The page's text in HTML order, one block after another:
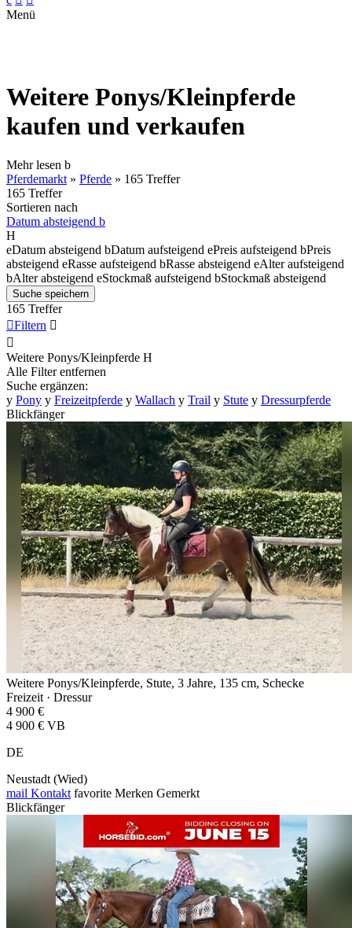
Menü
Weitere Ponys/Kleinpferde
kaufen und verkaufen
Mehr lesen b
Pferdemarkt » Pferde » 165 Treffer
165 Treffer
Sortieren nach
Datum absteigend b
H
eDatum absteigend bDatum aufsteigend ePreis aufsteigend bPreis
absteigend eRasse aufsteigend bRasse absteigend eAlter aufsteigend
bAlter absteigend eStockmaß aufsteigend bStockmaß absteigend
Suche speichern
165 Treffer
Filtern 

Weitere Ponys/Kleinpferde H
Alle Filter entfernen
Suche ergänzen:
y Pony y Freizeitpferde y Wallach y Trail y Stute y Dressurpferde
Blickfänger
Weitere Ponys/Kleinpferde, Stute, 3 Jahre, 135 cm, Schecke
Freizeit · Dressur
4 900 €
4 900 € VB
DE
Neustadt (Wied)
mail Kontakt favorite Merken Gemerkt
Blickfänger